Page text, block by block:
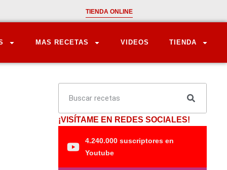
TIENDA ONLINE
MAS RECETAS VIDEOS TIENDA
¡VISÍTAME EN REDES SOCIALES!
4.240.000 suscriptores en
Youtube